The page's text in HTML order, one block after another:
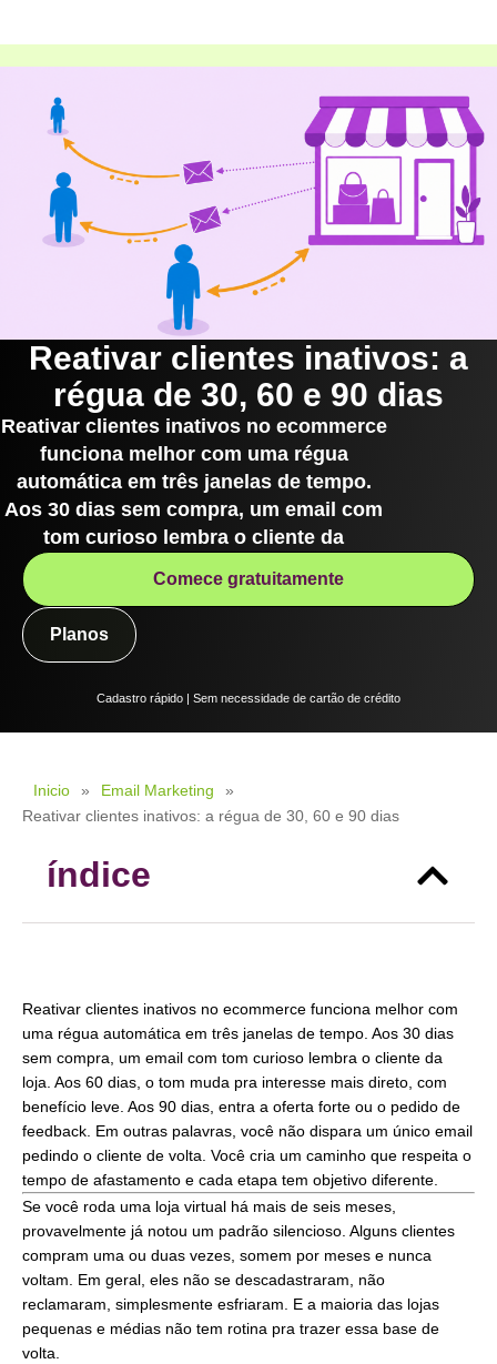
Reativar clientes inativos: a
régua de 30, 60 e 90 dias
Reativar clientes inativos no ecommerce
funciona melhor com uma régua
automática em três janelas de tempo.
Aos 30 dias sem compra, um email com
tom curioso lembra o cliente da
Comece gratuitamente
Planos
Cadastro rápido | Sem necessidade de cartão de crédito
Inicio » Email Marketing
»
Reativar clientes inativos: a régua de 30, 60 e 90 dias
índice
Reativar clientes inativos no ecommerce funciona melhor com
uma régua automática em três janelas de tempo. Aos 30 dias
sem compra, um email com tom curioso lembra o cliente da
loja. Aos 60 dias, o tom muda pra interesse mais direto, com
benefício leve. Aos 90 dias, entra a oferta forte ou o pedido de
feedback. Em outras palavras, você não dispara um único email
pedindo o cliente de volta. Você cria um caminho que respeita o
tempo de afastamento e cada etapa tem objetivo diferente.
Se você roda uma loja virtual há mais de seis meses,
provavelmente já notou um padrão silencioso. Alguns clientes
compram uma ou duas vezes, somem por meses e nunca
voltam. Em geral, eles não se descadastraram, não
reclamaram, simplesmente esfriaram. E a maioria das lojas
pequenas e médias não tem rotina pra trazer essa base de
volta.